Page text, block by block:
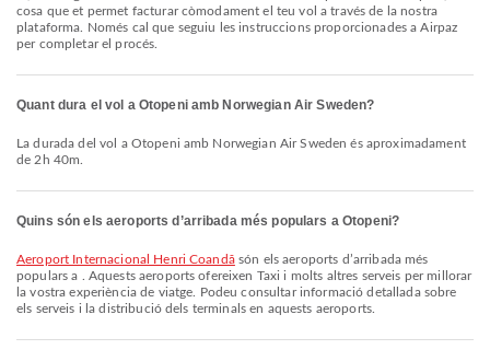
cosa que et permet facturar còmodament el teu vol a través de la nostra
plataforma. Només cal que seguiu les instruccions proporcionades a Airpaz
per completar el procés.
Quant dura el vol a Otopeni amb Norwegian Air Sweden?
La durada del vol a Otopeni amb Norwegian Air Sweden és aproximadament
de 2h 40m.
Quins són els aeroports d’arribada més populars a Otopeni?
Aeroport Internacional Henri Coandăsón els aeroports d’arribada més
populars a . Aquests aeroports ofereixen Taxi i molts altres serveis per millorar
la vostra experiència de viatge. Podeu consultar informació detallada sobre
els serveis i la distribució dels terminals en aquests aeroports.